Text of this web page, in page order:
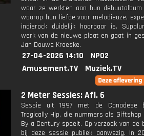
waar ze werkten aan hun
waarop hun liefde voor melodieuze,
indierock duidelijk hoorbaar is.
werk van de nieuwe plaat en gaat in
Jan Douwe Kroeske.
27-04-2026 14:10
NPO2
Amusement.TV
Muziek.TV
2 Meter Sessies: Afl. 6
Sessie uit 1997 met de Canadese
Tragically Hip, die nummers als Giftshop
By a Century speelt. Op verzoek van de
bij deze sessie publiek aanwezig. In